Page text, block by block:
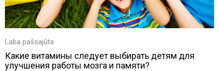
Laba pašsajūta
Какие витамины следует выбирать детям для
улучшения работы мозга и памяти?